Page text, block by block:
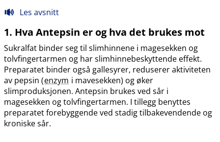
Les avsnitt
1. Hva Antepsin er og hva det brukes mot
Sukralfat binder seg til slimhinnene i magesekken og
tolvfingertarmen og har slimhinnebeskyttende effekt.
Preparatet binder også gallesyrer, reduserer aktiviteten
av pepsin (enzym i mavesekken) og øker
slimproduksjonen. Antepsin brukes ved sår i
magesekken og tolvfingertarmen. I tillegg benyttes
preparatet forebyggende ved stadig tilbakevendende og
kroniske sår.